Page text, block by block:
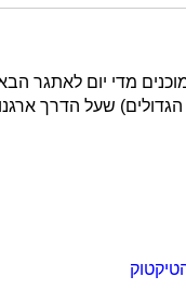
מדי יום לאתגר
שעל הדרך